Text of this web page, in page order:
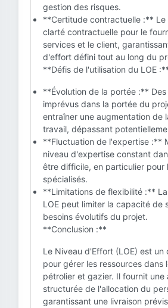
gestion des risques.
**Certitude contractuelle :** Le
clarté contractuelle pour le
services et le client,
d'effort défini tout au long du
**Défis de l'utilisation du LOE
**Évolution de la portée :**
imprévus dans la portée du
entraîner une augmentation de
travail, dépassant
**Fluctuation de l'expertise :**
niveau d'expertise constant
être difficile, en particulier pour
spécialisés.
**Limitations de flexibilité :**
LOE peut limiter la capacité de
besoins évolutifs du projet.
**Conclusion :**
Le Niveau d'Effort (LOE) est un
pour gérer les ressources dans
pétrolier et gazier. Il fournit une
structurée de l'allocation du
garantissant une livraison